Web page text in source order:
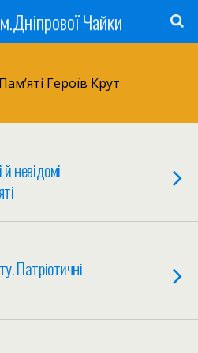
Чайки
Героїв Крут
невідомі
Патріотичні